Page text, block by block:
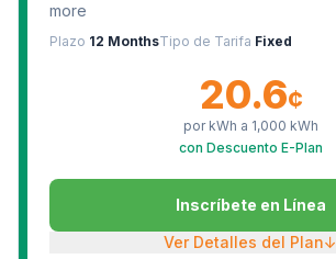
more
Plazo 12 MonthsTipo de Tarifa Fixed
20.6¢
por kWh a 1,000 kWh
con Descuento E-Plan
Inscríbete en Línea
Ver Detalles del Plan↓